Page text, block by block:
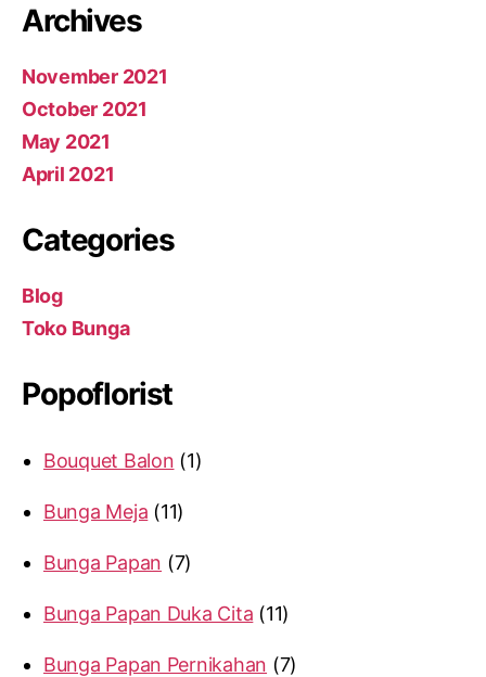
Archives
November 2021
October 2021
May 2021
April 2021
Categories
Blog
Toko Bunga
Popoflorist
Bouquet Balon 1
Bunga Meja 11
Bunga Papan 7
Bunga Papan Duka Cita 11
Bunga Papan Pernikahan 7